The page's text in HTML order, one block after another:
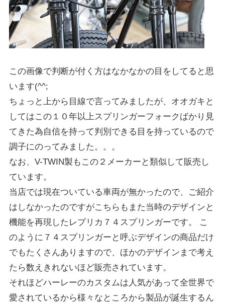
この画像で判断が付く方はなかなかの目をしてると思
います(^^;
ちょっと上から目線で言ってみましたが、オオガキと
してはこの１０年以上スプリンガーフォークばかり見
てきた為自信を持って判別できる目を持っているので
調子にのってみました。。。
なお、V-TWIN製もこの２メーカーと類似して販売し
ています。
当店では現在ついている車両が無かったので、ご紹介
はしなかったのですがこちらもまた当時のデザインと
機能を再現したレプリカ７４スプリンガーです。 こ
のように７４スプリンガーと呼ぶデザインの商品だけ
でもたくさんありますので、ほかのデザインまで考え
たら数えきれないほど販売されています。
それほどハーレーのカスタムは人気があって全世界で
愛されているから様々なところから製品が誕生するん